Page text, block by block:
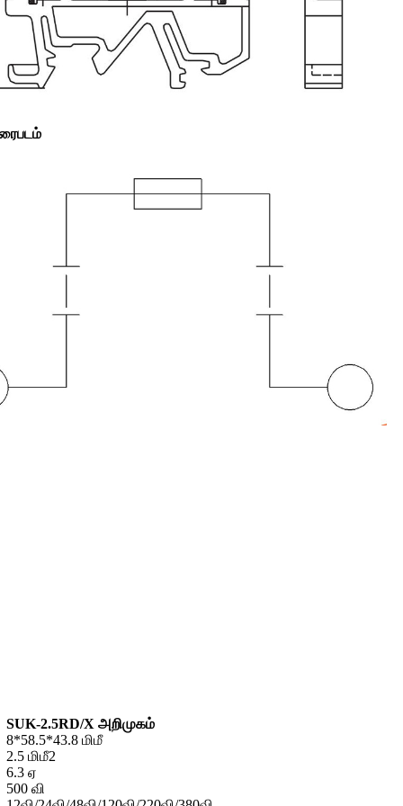
SUK-2.5RD/X அறிமுகம்
8*58.5*43.8 மிமீ
2.5 மிமீ2
6.3 ஏ
500 வி